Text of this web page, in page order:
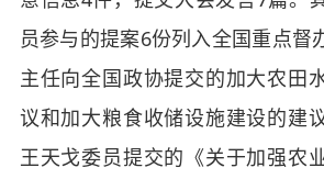
员参与的提案6份列入全国重点督
主任向全国政协提交的加大农田
议和加大粮食收储设施建设的建
王天戈委员提交的《关于加强农